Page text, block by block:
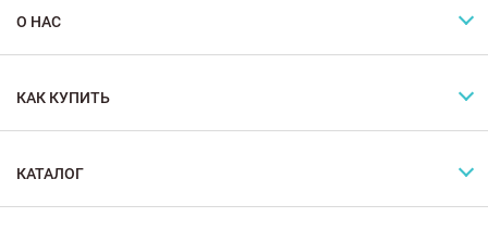
О НАС
КАК КУПИТЬ
КАТАЛОГ